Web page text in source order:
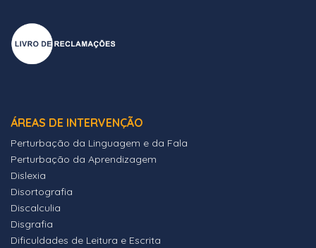
ÁREAS DE INTERVENÇÃO
Perturbação da Linguagem e da Fala
Perturbação da Aprendizagem
Dislexia
Disortografia
Discalculia
Disgrafia
Dificuldades de Leitura e Escrita